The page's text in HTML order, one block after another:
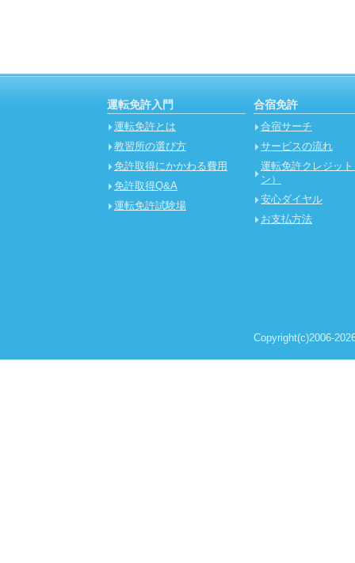
運転免許入門
運転免許とは
教習所の選び方
免許取得にかかわる費用
免許取得Q&A
運転免許試験場
合宿免許
合宿サーチ
サービスの流れ
運転免許クレジッ
ン）
安心ダイヤル
お支払方法
Copyright(c)2006-